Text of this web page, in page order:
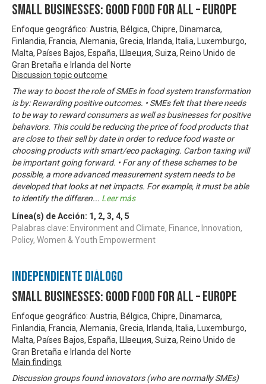
Small Businesses: Good Food for All – Europe
Enfoque geográfico: Austria, Bélgica, Chipre, Dinamarca,
Finlandia, Francia, Alemania, Grecia, Irlanda, Italia, Luxemburgo,
Malta, Países Bajos, España, Швеция, Suiza, Reino Unido de
Gran Bretaña e Irlanda del Norte
Discussion topic outcome
The way to boost the role of SMEs in food system transformation
is by: Rewarding positive outcomes. • SMEs felt that there needs
to be way to reward consumers as well as businesses for positive
behaviors. This could be reducing the price of food products that
are close to their sell by date in order to reduce food waste or
choosing products with smart/eco packaging. Carbon taxing will
be important going forward. • For any of these schemes to be
possible, a more advanced measurement system needs to be
developed that looks at net impacts. For example, it must be able
to identify the differen... Leer más
Línea(s) de Acción: 1 , 2, 3, 4, 5
Palabras clave: Environment and Climate, Finance, Innovation,
Policy, Women & Youth Empowerment
Independiente Diálogo
Small Businesses: Good Food for All – Europe
Enfoque geográfico: Austria, Bélgica, Chipre, Dinamarca,
Finlandia, Francia, Alemania, Grecia, Irlanda, Italia, Luxemburgo,
Malta, Países Bajos, España, Швеция, Suiza, Reino Unido de
Gran Bretaña e Irlanda del Norte
Main findings
Discussion groups found innovators (who are normally SMEs)